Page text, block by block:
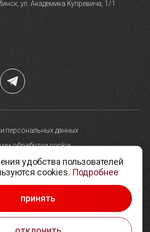
ул. Академика Купревича, 1/1
технологий
—Студия Борового
персональных данных
обработки cookie
удобства пользователей
cookies. Подробнее
принять